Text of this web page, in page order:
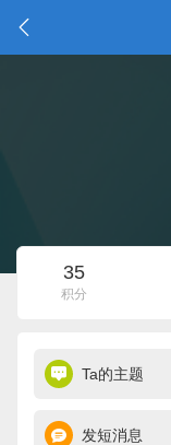
35
积分
Ta的主题
发短消息